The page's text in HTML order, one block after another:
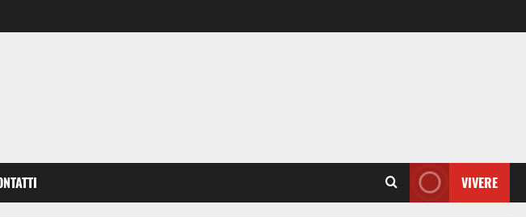
VIVERE